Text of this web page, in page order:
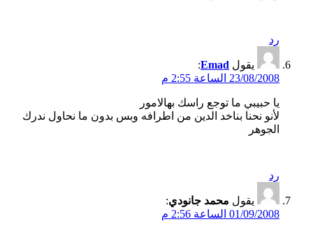
رد
يقول Emad
:
23/08/2008 الساعة 2:55 م
يا حبيبي ما توجع راسك بهالامور
لأنو نحنا بناخد الدين من اطرافه وبس بدون ما نحاول ندرك
الجوهر
رد
يقول محمد جانودي:
01/09/2008 الساعة 2:56 م